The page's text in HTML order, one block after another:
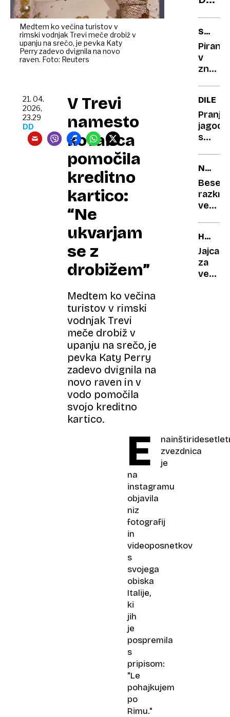
Medtem ko večina turistov v
rimski vodnjak Trevi meče drobiž v
upanju na srečo, je pevka Katy
Perry zadevo dvignila na novo
raven. Foto: Reuters
V Trevi
namesto
kovanca
pomočila
kreditno
kartico:
“Ne
ukvarjam
se z
drobižem”
Medtem ko večina
turistov v rimski
vodnjak Trevi
meče drobiž v
upanju na srečo, je
pevka Katy Perry
zadevo dvignila na
novo raven in v
vodo pomočila
svojo kreditno
kartico.
21. 04.
2026,
23.29
DD
E
zvezdnica
je
na
instagramu
objavila
niz
fotografij
in
videoposnetkov
s
svojega
obiska
Italije,
ki
jih
je
pospremila
s
pripisom:
"Le
pohajkujem
po
Rimu."
Piran
v
okusov
DILEMA
Pranje
jagod
s
je to
res
nujen
korak
en
spletni
mit?
NAČIN
več,
9
fraz,
ki jih
ljudje
ŽIVILO
Jajca
za